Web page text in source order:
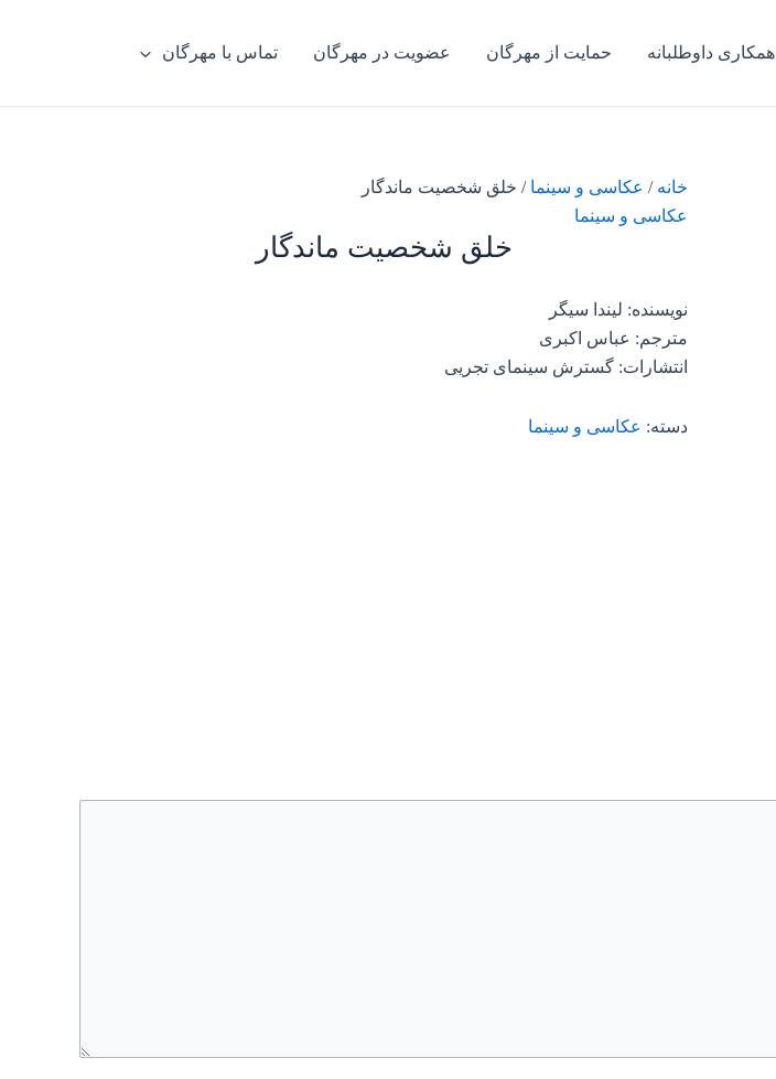
همکاری داوطلبانه حمایت از مهرگان عضویت در مهرگان تماس با مهرگان
خانه / عکاسی و سینما / خلق شخصیت ماندگار
عکاسی و سینما
خلق شخصیت ماندگار
نویسنده: لیندا سیگر
مترجم: عباس اکبری
انتشارات: گسترش سینمای تجریی
دسته: عکاسی و سینما